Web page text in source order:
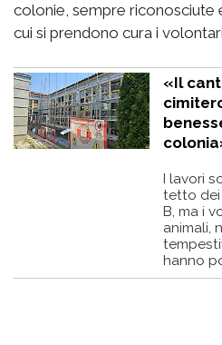
colonie, sempre riconosciute
cui si prendono cura i
«Il
I lavori
tetto dei
B, ma i
animali,
hanno